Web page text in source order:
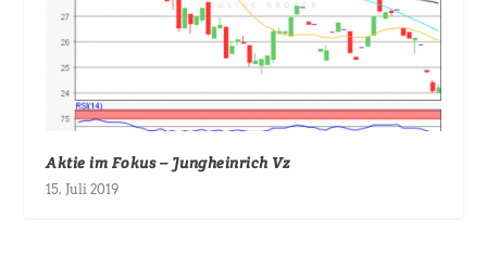
Aktie im Fokus – Jungheinrich Vz
15. Juli 2019